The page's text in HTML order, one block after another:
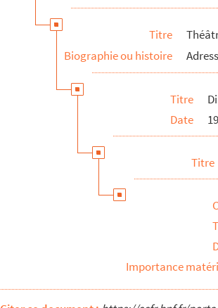
Rosny-sous-Bois
Saint-Ouen
Sevran
Titre
Biographie ou histoire
Titre
Date
Titre
Importance